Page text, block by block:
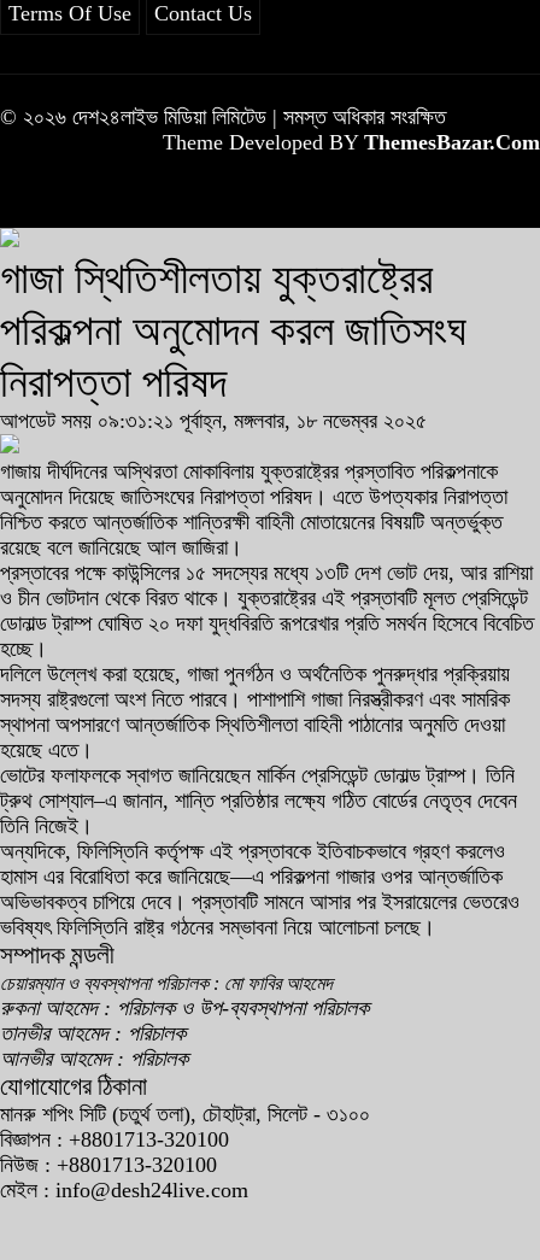
Terms Of Use Contact Us
© ২০২৬ দেশ২৪লাইভ মিডিয়া লিমিটেড | সমস্ত অধিকার সংরক্ষিত
Theme Developed BY ThemesBazar.Com
গাজা স্থিতিশীলতায় যুক্তরাষ্ট্রের
পরিকল্পনা অনুমোদন করল জাতিসংঘ
নিরাপত্তা পরিষদ
আপডেট সময় ০৯:৩১:২১ পূর্বাহ্ন, মঙ্গলবার, ১৮ নভেম্বর ২০২৫
গাজায় দীর্ঘদিনের অস্থিরতা মোকাবিলায় যুক্তরাষ্ট্রের প্রস্তাবিত পরিকল্পনাকে
অনুমোদন দিয়েছে জাতিসংঘের নিরাপত্তা পরিষদ। এতে উপত্যকার নিরাপত্তা
নিশ্চিত করতে আন্তর্জাতিক শান্তিরক্ষী বাহিনী মোতায়েনের বিষয়টি অন্তর্ভুক্ত
রয়েছে বলে জানিয়েছে আল জাজিরা।
প্রস্তাবের পক্ষে কাউন্সিলের ১৫ সদস্যের মধ্যে ১৩টি দেশ ভোট দেয়, আর রাশিয়া
ও চীন ভোটদান থেকে বিরত থাকে। যুক্তরাষ্ট্রের এই প্রস্তাবটি মূলত প্রেসিডেন্ট
ডোনাল্ড ট্রাম্প ঘোষিত ২০ দফা যুদ্ধবিরতি রূপরেখার প্রতি সমর্থন হিসেবে বিবেচিত
হচ্ছে।
দলিলে উল্লেখ করা হয়েছে, গাজা পুনর্গঠন ও অর্থনৈতিক পুনরুদ্ধার প্রক্রিয়ায়
সদস্য রাষ্ট্রগুলো অংশ নিতে পারবে। পাশাপাশি গাজা নিরস্ত্রীকরণ এবং সামরিক
স্থাপনা অপসারণে আন্তর্জাতিক স্থিতিশীলতা বাহিনী পাঠানোর অনুমতি দেওয়া
হয়েছে এতে।
ভোটের ফলাফলকে স্বাগত জানিয়েছেন মার্কিন প্রেসিডেন্ট ডোনাল্ড ট্রাম্প। তিনি
ট্রুথ সোশ্যাল–এ জানান, শান্তি প্রতিষ্ঠার লক্ষ্যে গঠিত বোর্ডের নেতৃত্ব দেবেন
তিনি নিজেই।
অন্যদিকে, ফিলিস্তিনি কর্তৃপক্ষ এই প্রস্তাবকে ইতিবাচকভাবে গ্রহণ করলেও
হামাস এর বিরোধিতা করে জানিয়েছে—এ পরিকল্পনা গাজার ওপর আন্তর্জাতিক
অভিভাবকত্ব চাপিয়ে দেবে। প্রস্তাবটি সামনে আসার পর ইসরায়েলের ভেতরেও
ভবিষ্যৎ ফিলিস্তিনি রাষ্ট্র গঠনের সম্ভাবনা নিয়ে আলোচনা চলছে।
সম্পাদক মন্ডলী
চেয়ারম্যান ও ব্যবস্থাপনা পরিচালক : মো ফাবির আহমেদ
রুকনা আহমেদ : পরিচালক ও উপ-ব্যবস্থাপনা পরিচালক
তানভীর আহমেদ : পরিচালক
আনভীর আহমেদ : পরিচালক
যোগাযোগের ঠিকানা
মানরু শপিং সিটি (চতুর্থ তলা), চৌহাট্রা, সিলেট - ৩১০০
বিজ্ঞাপন : +8801713-320100
নিউজ : +8801713-320100
মেইল : info@desh24live.com